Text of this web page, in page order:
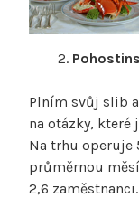
Plním svůj slib
na otázky, které
Na trhu operuje
průměrnou
2,6